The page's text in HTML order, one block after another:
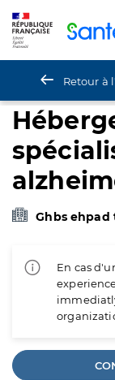
Retour à
Ghbs ehpad
En cas